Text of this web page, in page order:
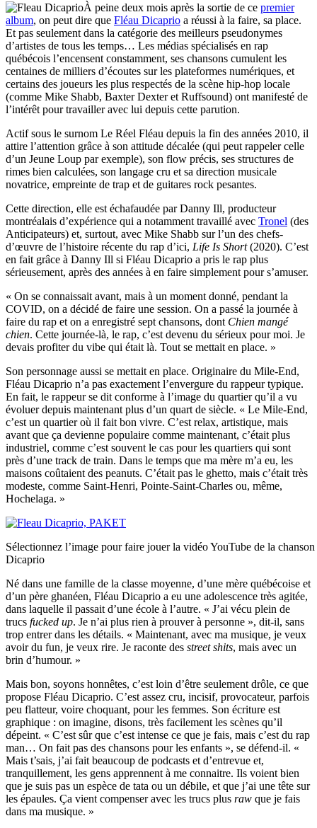
À peine deux mois après la sortie de ce premier
album, on peut dire que Fléau Dicaprio a réussi à la faire, sa place.
Et pas seulement dans la catégorie des meilleurs pseudonymes
d’artistes de tous les temps… Les médias spécialisés en rap
québécois l’encensent constamment, ses chansons cumulent les
centaines de milliers d’écoutes sur les plateformes numériques, et
certains des joueurs les plus respectés de la scène hip-hop locale
(comme Mike Shabb, Baxter Dexter et Ruffsound) ont manifesté de
l’intérêt pour travailler avec lui depuis cette parution.
Actif sous le surnom Le Réel Fléau depuis la fin des années 2010, il
attire l’attention grâce à son attitude décalée (qui peut rappeler celle
d’un Jeune Loup par exemple), son flow précis, ses structures de
rimes bien calculées, son langage cru et sa direction musicale
novatrice, empreinte de trap et de guitares rock pesantes.
Cette direction, elle est échafaudée par Danny Ill, producteur
montréalais d’expérience qui a notamment travaillé avec Tronel (des
Anticipateurs) et, surtout, avec Mike Shabb sur l’un des chefs-
d’œuvre de l’histoire récente du rap d’ici, Life Is Short(2020). C’est
en fait grâce à Danny Ill si Fléau Dicaprio a pris le rap plus
sérieusement, après des années à en faire simplement pour s’amuser.
« On se connaissait avant, mais à un moment donné, pendant la
COVID, on a décidé de faire une session. On a passé la journée à
faire du rap et on a enregistré sept chansons, dont Chien mangé
chien. Cette journée-là, le rap, c’est devenu du sérieux pour moi. Je
devais profiter du vibe qui était là. Tout se mettait en place. »
Son personnage aussi se mettait en place. Originaire du Mile-End,
Fléau Dicaprio n’a pas exactement l’envergure du rappeur typique.
En fait, le rappeur se dit conforme à l’image du quartier qu’il a vu
évoluer depuis maintenant plus d’un quart de siècle. « Le Mile-End,
c’est un quartier où il fait bon vivre. C’est relax, artistique, mais
avant que ça devienne populaire comme maintenant, c’était plus
industriel, comme c’est souvent le cas pour les quartiers qui sont
près d’une track de train. Dans le temps que ma mère m’a eu, les
maisons coûtaient des peanuts. C’était pas le ghetto, mais c’était très
modeste, comme Saint-Henri, Pointe-Saint-Charles ou, même,
Hochelaga. »
Sélectionnez l’image pour faire jouer la vidéo YouTube de la chanson
Dicaprio
Né dans une famille de la classe moyenne, d’une mère québécoise et
d’un père ghanéen, Fléau Dicaprio a eu une adolescence très agitée,
dans laquelle il passait d’une école à l’autre. « J’ai vécu plein de
trucs fucked up. Je n’ai plus rien à prouver à personne », dit-il, sans
trop entrer dans les détails. « Maintenant, avec ma musique, je veux
avoir du fun, je veux rire. Je raconte des street shits, mais avec un
brin d’humour. »
Mais bon, soyons honnêtes, c’est loin d’être seulement drôle, ce que
propose Fléau Dicaprio. C’est assez cru, incisif, provocateur, parfois
peu flatteur, voire choquant, pour les femmes. Son écriture est
graphique : on imagine, disons, très facilement les scènes qu’il
dépeint. « C’est sûr que c’est intense ce que je fais, mais c’est du rap
man… On fait pas des chansons pour les enfants », se défend-il. «
Mais t’sais, j’ai fait beaucoup de podcasts et d’entrevue et,
tranquillement, les gens apprennent à me connaitre. Ils voient bien
que je suis pas un espèce de tata ou un débile, et que j’ai une tête sur
les épaules. Ça vient compenser avec les trucs plus raw que je fais
dans ma musique. »